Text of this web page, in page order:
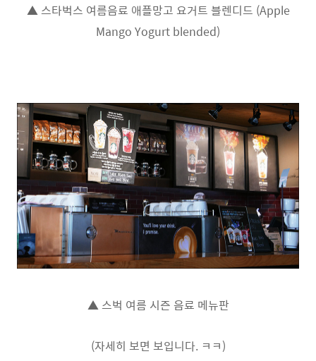
▲ 스타벅스 여름음료 애플망고 요거트 블렌디드 (Apple
Mango Yogurt blended)
▲ 스벅 여름 시즌 음료 메뉴판
(자세히 보면 보입니다. ㅋㅋ)